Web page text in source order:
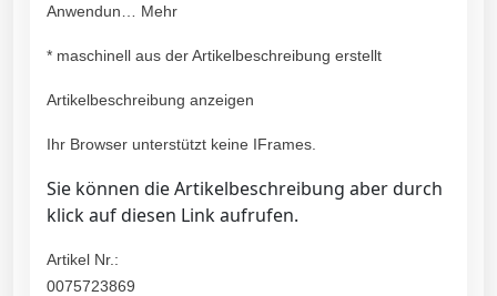
Anwendun… Mehr
* maschinell aus der Artikelbeschreibung erstellt
Artikelbeschreibung anzeigen
Ihr Browser unterstützt keine IFrames.
Sie können die Artikelbeschreibung aber durch
klick auf diesen Link aufrufen.
Artikel Nr.:
0075723869